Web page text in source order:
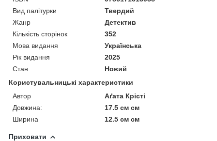
Вид палітурки
Твердий
Жанр
Детектив
Кількість сторінок
352
Мова видання
Українська
Рік видання
2025
Стан
Новий
Користувальницькі характеристики
Автор
Аґата Крісті
Довжина:
17.5 см см
Ширина
12.5 см см
Приховати